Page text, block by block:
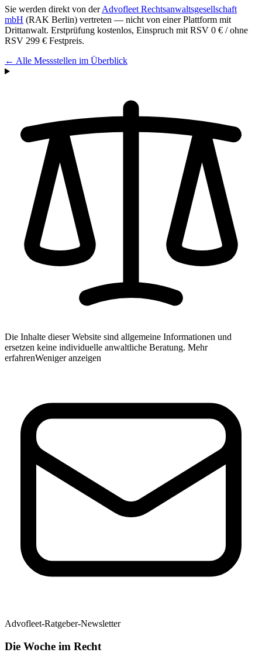
Sie werden direkt von der Advofleet Rechtsanwaltsgesellschaft
mbH (RAK Berlin) vertreten — nicht von einer Plattform mit
Drittanwalt. Erstprüfung kostenlos, Einspruch mit RSV 0 € / ohne
RSV 299 € Festpreis.
← Alle Messstellen im Überblick
Die Inhalte dieser Website sind allgemeine Informationen und
ersetzen keine individuelle anwaltliche Beratung. Mehr
erfahrenWeniger anzeigen
Advofleet-Ratgeber-Newsletter
Die Woche im Recht